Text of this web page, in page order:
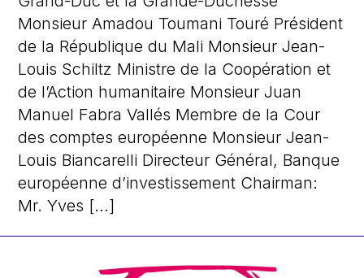
Monsieur Amadou Toumani Touré Président
de la République du Mali Monsieur Jean-
Louis Schiltz Ministre de la Coopération et
de l’Action humanitaire Monsieur Juan
Manuel Fabra Vallés Membre de la Cour
des comptes européenne Monsieur Jean-
Louis Biancarelli Directeur Général, Banque
européenne d’investissement Chairman:
Mr. Yves […]